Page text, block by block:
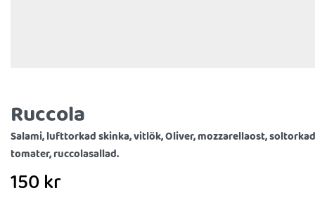
Ruccola
Salami, lufttorkad skinka, vitlök, Oliver, mozzarellaost,
tomater, ruccolasallad.
150kr